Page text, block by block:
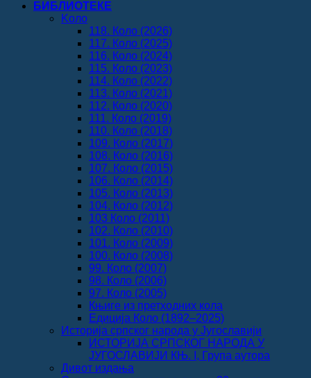
БИБЛИОТЕКЕ
Koло
118. Коло (2026)
117. Коло (2025)
116. Коло (2024)
115. Коло (2023)
114. Коло (2022)
113. Коло (2021)
112. Коло (2020)
111. Коло (2019)
110. Коло (2018)
109. Коло (2017)
108. Коло (2016)
107. Коло (2015)
106. Коло (2014)
105. Коло (2013)
104. Коло (2012)
103 Коло (2011)
102. Коло (2010)
101. Коло (2009)
100. Коло (2008)
99. Коло (2007)
98. Коло (2006)
97. Коло (2005)
Књиге из претходних кола
Едиција Коло (1892‒2025)
Историја српског народа у Југославији
ИСТОРИЈА СРПСКОГ НАРОДА У
ЈУГОСЛАВИЈИ КЊ. I, Група аутора
Дивот издања